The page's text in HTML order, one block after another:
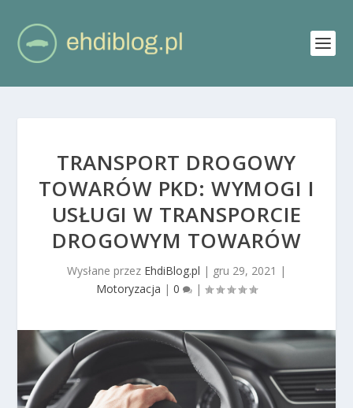
TRANSPORT DROGOWY
TOWARÓW PKD: WYMOGI I
USŁUGI W TRANSPORCIE
DROGOWYM TOWARÓW
Wysłane przez EhdiBlog.pl | gru 29, 2021 |
Motoryzacja | 0 |